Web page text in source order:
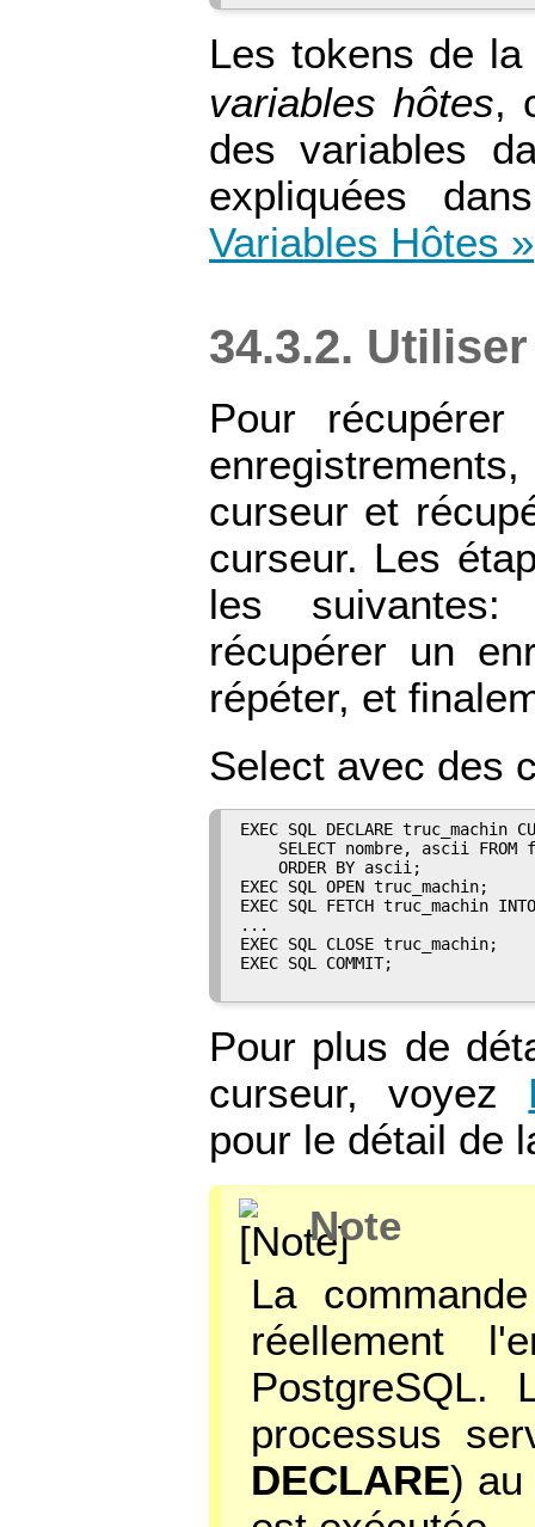
Les tokens de
variables hôtes,
des variables
expliquées
Variables Hôtes »
34.3.2.
Pour récupérer
curseur et
curseur. Les
les
récupérer un
répéter, et
Select avec des
EXEC SQL DECLARE truc_machin
SELECT nombre, ascii FROM
    ORDER BY ascii;
EXEC SQL OPEN truc_machin;
EXEC SQL FETCH truc_machin
...
EXEC SQL CLOSE truc_machin;
EXEC SQL COMMIT;
Pour plus de
curseur, voyez
pour le détail de
Note
La
réellement
processus
DECLARE) au